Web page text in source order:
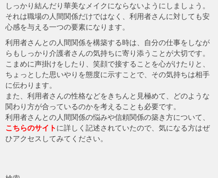
しっかり結んだり華美なメイクにならないようにしましょう。
それは職場の人間関係だけではなく、利用者さんに対しても安
心感を与える一つの要素になります。
利用者さんとの人間関係を構築する時は、自分の仕事をしなが
らもしっかり介護者さんの気持ちに寄り添うことが大切です。
こまめに声掛けをしたり、笑顔で接することを心がけたりと、
ちょっとした思いやりを態度に示すことで、その気持ちは相手
に伝わります。
また、利用者さんの性格などをきちんと見極めて、どのような
関わり方が合っているのかを考えることも必要です。
利用者さんとの人間関係の悩みや信頼関係の築き方について、
こちらのサイト に詳しく記述されていたので、気になる方はぜ
ひアクセスしてみてください。